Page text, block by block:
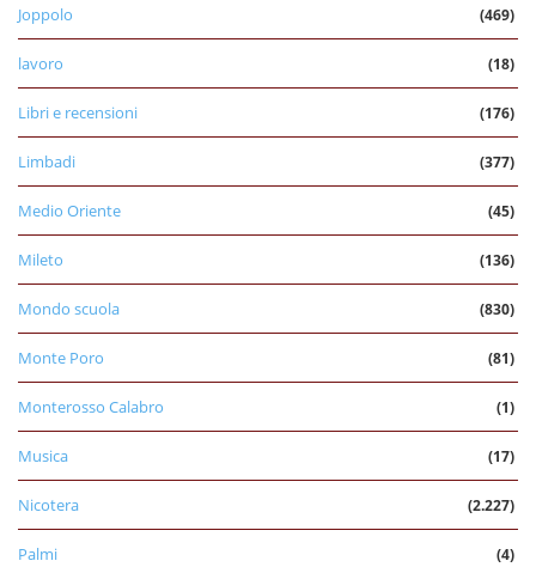
Joppolo (469)
lavoro (18)
Libri e recensioni (176)
Limbadi (377)
Medio Oriente (45)
Mileto (136)
Mondo scuola (830)
Monte Poro (81)
Monterosso Calabro (1)
Musica (17)
Nicotera (2.227)
Palmi (4)